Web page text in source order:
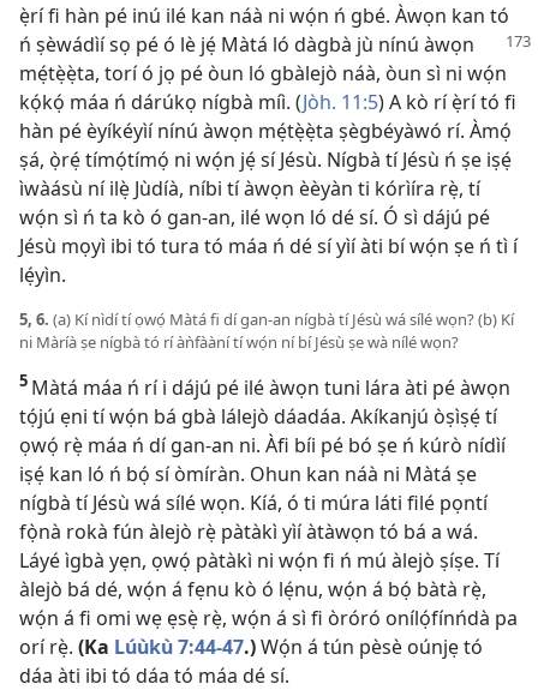
ẹ̀rí fi hàn pé inú ilé kan náà ni wọ́n ń gbé. Àwọn kan tó
ń ṣèwádìí sọ pé ó lè jẹ́ Màtá ló dàgbà jù nínú àwọn
mẹ́tẹ̀ẹ̀ta, torí ó jọ pé òun ló gbàlejò náà, òun sì ni wọ́n
kọ́kọ́ máa ń dárúkọ nígbà míì. (Jòh. 11:5) A kò rí ẹ̀rí tó fi
hàn pé èyíkéyìí nínú àwọn mẹ́tẹ̀ẹ̀ta ṣègbéyàwó rí. Àmọ́
ṣá, ọ̀rẹ́ tímọ́tímọ́ ni wọ́n jẹ́ sí Jésù. Nígbà tí Jésù ń ṣe iṣẹ́
ìwàásù ní ilẹ̀ Jùdíà, níbi tí àwọn èèyàn ti kórìíra rẹ̀, tí
wọ́n sì ń ta kò ó gan-an, ilé wọn ló dé sí. Ó sì dájú pé
Jésù mọyì ibi tó tura tó máa ń dé sí yìí àti bí wọ́n ṣe ń tì í
lẹ́yìn.
5, 6. (a) Kí nìdí tí ọwọ́ Màtá fi dí gan-an nígbà tí Jésù wá sílé wọn? (b) Kí
ni Màríà ṣe nígbà tó rí àǹfààní tí wọ́n ní bí Jésù ṣe wà nílé wọn?
5 Màtá máa ń rí i dájú pé ilé àwọn tuni lára àti pé àwọn
tọ́jú ẹni tí wọ́n bá gbà lálejò dáadáa. Akíkanjú òṣìṣẹ́ tí
ọwọ́ rẹ̀ máa ń dí gan-an ni. Àfi bíi pé bó ṣe ń kúrò nídìí
iṣẹ́ kan ló ń bọ́ sí òmíràn. Ohun kan náà ni Màtá ṣe
nígbà tí Jésù wá sílé wọn. Kíá, ó ti múra láti filé pọntí
fọ̀nà rokà fún àlejò rẹ̀ pàtàkì yìí àtàwọn tó bá a wá.
Láyé ìgbà yẹn, ọwọ́ pàtàkì ni wọ́n fi ń mú àlejò ṣíṣe. Tí
àlejò bá dé, wọ́n á fẹnu kò ó lẹ́nu, wọ́n á bọ́ bàtà rẹ̀,
wọ́n á fi omi wẹ ẹsẹ̀ rẹ̀, wọ́n á sì fi òróró onílọ́fínńdà pa
orí rẹ̀. (Ka Lúùkù 7:44-47.)Wọ́n á tún pèsè oúnjẹ tó
dáa àti ibi tó dáa tó máa dé sí.